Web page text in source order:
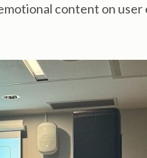
content on user